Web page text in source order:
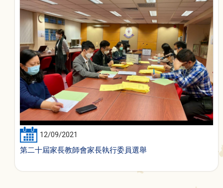
12/09/2021
第二十屆家長教師會家長執行委員選舉